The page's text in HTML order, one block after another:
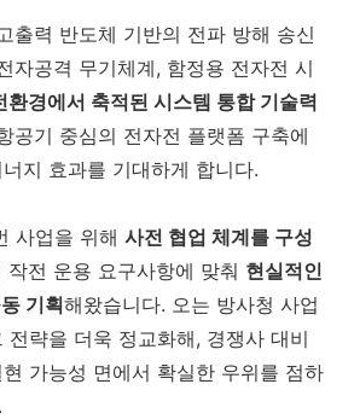
출력 반도체 기반의 전파 방해 송신
자공격 무기체계, 함정용 전자전 시
환경에서 축적된 시스템 통합 기술력
공기 중심의 전자전 플랫폼 구축에
지 효과를 기대하게 합니다.
사업을 위해 사전 협업 체계를 구성
전 운용 요구사항에 맞춰 현실적인
기획해왔습니다. 오는 방사청 사업
전략을 더욱 정교화해, 경쟁사 대비
가능성 면에서 확실한 우위를 점하